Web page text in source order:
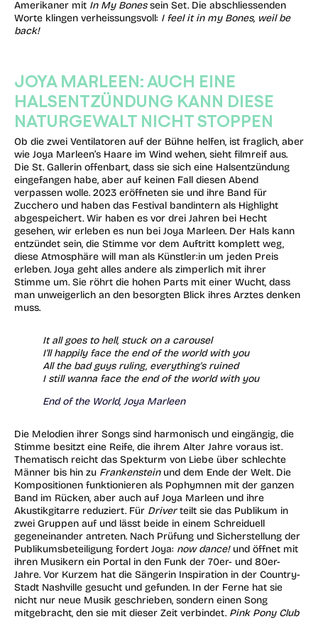
Amerikaner mit In My Bonessein Set. Die abschliessenden
Worte klingen verheissungsvoll: I feel it in my Bones, weil be
back!
JOYA MARLEEN: AUCH EINE
HALSENTZÜNDUNG KANN DIESE
NATURGEWALT NICHT STOPPEN
Ob die zwei Ventilatoren auf der Bühne helfen, ist fraglich, aber
wie Joya Marleen’s Haare im Wind wehen, sieht filmreif aus.
Die St. Gallerin offenbart, dass sie sich eine Halsentzündung
eingefangen habe, aber auf keinen Fall diesen Abend
verpassen wolle. 2023 eröffneten sie und ihre Band für
Zucchero und haben das Festival bandintern als Highlight
abgespeichert. Wir haben es vor drei Jahren bei Hecht
gesehen, wir erleben es nun bei Joya Marleen. Der Hals kann
entzündet sein, die Stimme vor dem Auftritt komplett weg,
diese Atmosphäre will man als Künstler:in um jeden Preis
erleben. Joya geht alles andere als zimperlich mit ihrer
Stimme um. Sie röhrt die hohen Parts mit einer Wucht, dass
man unweigerlich an den besorgten Blick ihres Arztes denken
muss.
It all goes to hell, stuck on a carousel
I'll happily face the end of the world with you
All the bad guys ruling, everything's ruined
I still wanna face the end of the world with you
End of the World, Joya Marleen
Die Melodien ihrer Songs sind harmonisch und eingängig, die
Stimme besitzt eine Reife, die ihrem Alter Jahre voraus ist.
Thematisch reicht das Spekturm von Liebe über schlechte
Männer bis hin zu Frankensteinund dem Ende der Welt. Die
Kompositionen funktionieren als Pophymnen mit der ganzen
Band im Rücken, aber auch auf Joya Marleen und ihre
Akustikgitarre reduziert. Für Driverteilt sie das Publikum in
zwei Gruppen auf und lässt beide in einem Schreiduell
gegeneinander antreten. Nach Prüfung und Sicherstellung der
Publikumsbeteiligung fordert Joya: now dance!und öffnet mit
ihren Musikern ein Portal in den Funk der 70er- und 80er-
Jahre. Vor Kurzem hat die Sängerin Inspiration in der Country-
Stadt Nashville gesucht und gefunden. In der Ferne hat sie
nicht nur neue Musik geschrieben, sondern einen Song
mitgebracht, den sie mit dieser Zeit verbindet. Pink Pony Club